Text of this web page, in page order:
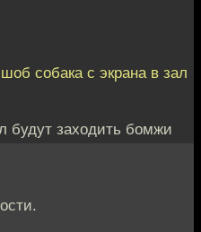
собака с экрана в зал
будут заходить бомжи